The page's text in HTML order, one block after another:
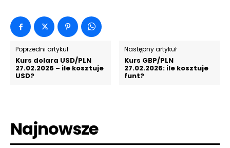
Poprzedni artykuł
Kurs dolara USD/PLN
27.02.2026 – ile kosztuje
USD?
Następny artykuł
Kurs GBP/PLN
27.02.2026: ile kosztuje
funt?
Najnowsze